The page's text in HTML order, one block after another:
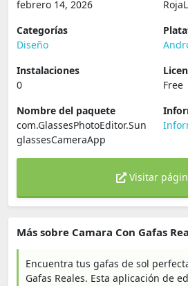
febrero 14, 2026
Categorías
Diseño
Instalaciones
0
Free
Nombre del paquete
com.GlassesPhotoEditor.Sun
glassesCameraApp
Visitar
Más sobre Camara Con Gafas
Encuentra tus gafas de sol
Gafas Reales. Esta aplicación de